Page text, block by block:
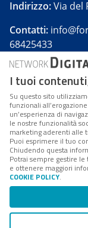
Indirizzo:Via del
Contatti:
68425433
Forumpa.itè
presso
Reg. n. 182 del
FPA s.r.l.
Coordinamento
è un'azienda
Codice Fiscale/
I tuoi
Su questo sito
funzionali
un’esperienza di
le nostre funzionalità
marketing aderenti alle
Puoi esprimere il tuo
Chiudendo questa
Potrai sempre gestire le
e ottenere maggiori
COOKIE POLICY.